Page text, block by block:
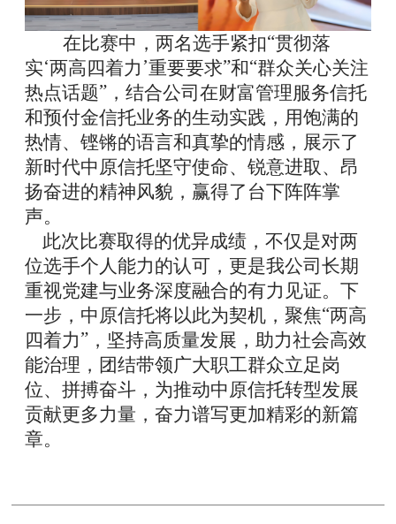
在比赛中，两名选手紧扣“贯彻落
实‘两高四着力’重要要求”和“群众关心关注
热点话题” ，结合公司在财富管理服务信托
和预付金信托业务的生动实践，用饱满的
热情、铿锵的语言和真挚的情感，展示了
新时代中原信托坚守使命、锐意进取、昂
扬奋进的精神风貌，赢得了台下阵阵掌
声。
此次比赛取得的优异成绩，不仅是对两
位选手个人能力的认可，更是我公司长期
重视党建与业务深度融合的有力见证。下
一步，中原信托将以此为契机，聚焦“两高
四着力” ，坚持高质量发展，助力社会高效
能治理，团结带领广大职工群众立足岗
位、拼搏奋斗，为推动中原信托转型发展
贡献更多力量，奋力谱写更加精彩的新篇
章。